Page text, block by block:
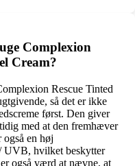
Complexion
Cream?
Rescue Tinted
så det er ikke
først. Den giver
med at den fremhæver
en høj
UVB, hvilket beskytter
også værd at nævne, at